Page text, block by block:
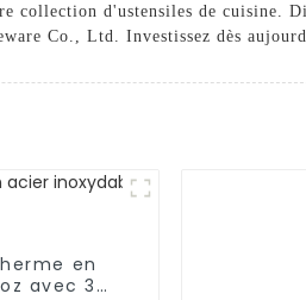
collection d'ustensiles de cuisine.
Co., Ltd. Investissez dès
en
avec 3